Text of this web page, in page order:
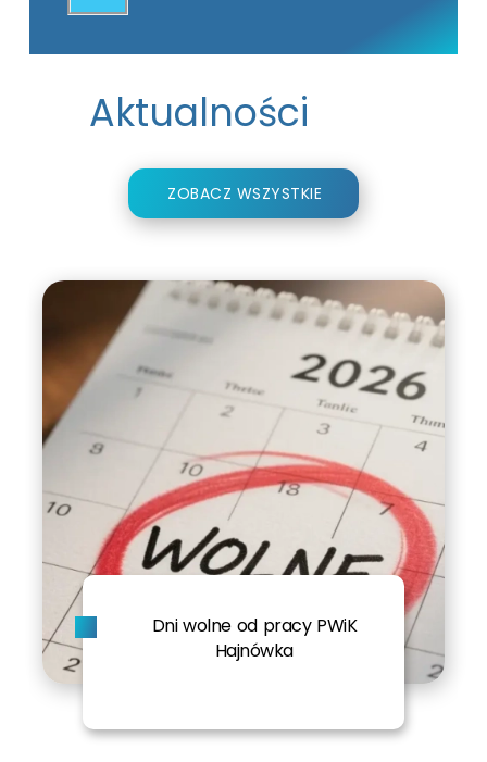
Aktualności
ZOBACZ WSZYSTKIE
Dni wolne od pracy PWiK
Hajnówka